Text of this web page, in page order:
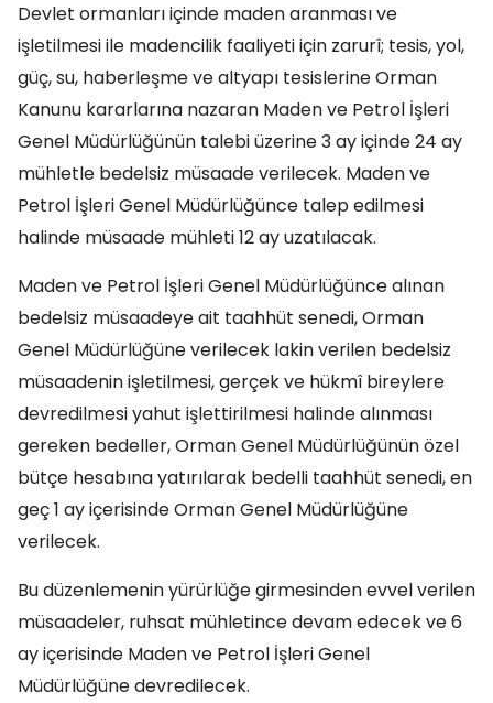
Devlet ormanları içinde maden aranması ve
işletilmesi ile madencilik faaliyeti için zarurî; tesis, yol,
güç, su, haberleşme ve altyapı tesislerine Orman
Kanunu kararlarına nazaran Maden ve Petrol İşleri
Genel Müdürlüğünün talebi üzerine 3 ay içinde 24 ay
mühletle bedelsiz müsaade verilecek. Maden ve
Petrol İşleri Genel Müdürlüğünce talep edilmesi
halinde müsaade mühleti 12 ay uzatılacak.
Maden ve Petrol İşleri Genel Müdürlüğünce alınan
bedelsiz müsaadeye ait taahhüt senedi, Orman
Genel Müdürlüğüne verilecek lakin verilen bedelsiz
müsaadenin işletilmesi, gerçek ve hükmî bireylere
devredilmesi yahut işlettirilmesi halinde alınması
gereken bedeller, Orman Genel Müdürlüğünün özel
bütçe hesabına yatırılarak bedelli taahhüt senedi, en
geç 1 ay içerisinde Orman Genel Müdürlüğüne
verilecek.
Bu düzenlemenin yürürlüğe girmesinden evvel verilen
müsaadeler, ruhsat mühletince devam edecek ve 6
ay içerisinde Maden ve Petrol İşleri Genel
Müdürlüğüne devredilecek.